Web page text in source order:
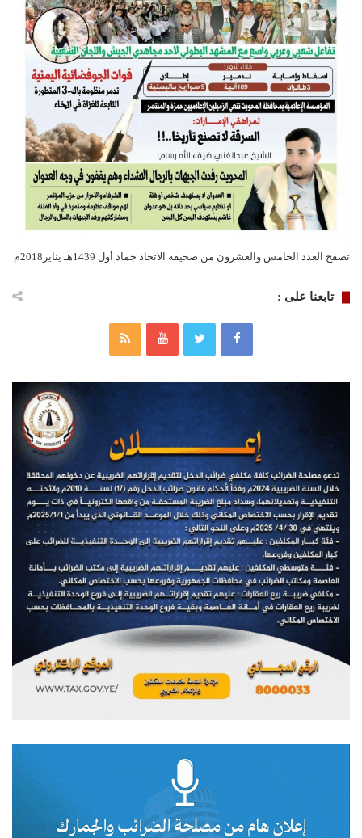
تصفح العدد الخامس والعشرون من صحيفة الاتحاد جماد أول 1439هـ يناير2018م
تابعنا على :